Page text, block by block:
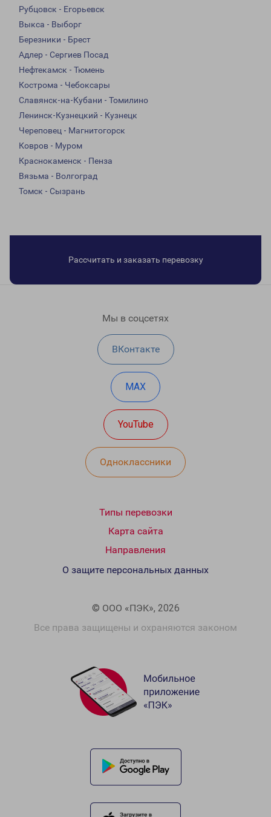
Рубцовск - Егорьевск
Выкса - Выборг
Березники - Брест
Адлер - Сергиев Посад
Нефтекамск - Тюмень
Кострома - Чебоксары
Славянск-на-Кубани - Томилино
Ленинск-Кузнецкий - Кузнецк
Череповец - Магнитогорск
Ковров - Муром
Краснокаменск - Пенза
Вязьма - Волгоград
Томск - Сызрань
Рассчитать и заказать перевозку
Мы в соцсетях
ВКонтакте
MAX
YouTube
Одноклассники
Типы перевозки
Карта сайта
Направления
© ООО «ПЭК», 2026
Все права защищены и охраняются законом
О защите персональных данных